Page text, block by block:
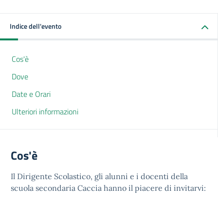
Indice dell'evento
Cos'è
Dove
Date e Orari
Ulteriori informazioni
Cos'è
Il Dirigente Scolastico, gli alunni e i docenti della
scuola secondaria Caccia hanno il piacere di invitarvi: